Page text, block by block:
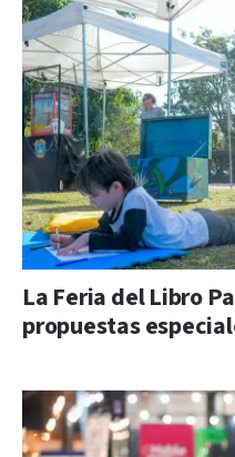
La Feria del Libro
propuestas